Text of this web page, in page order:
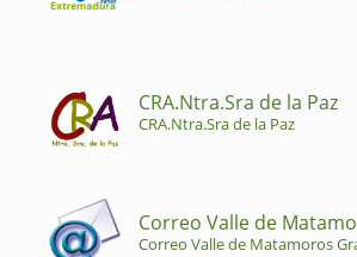
CRA.Ntra.Sra de la Paz
CRA.Ntra.Sra de la Paz
Correo Valle de
Correo Valle de Matamoros